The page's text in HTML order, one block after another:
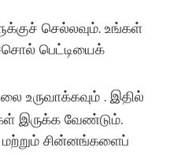
செல்லவும். உங்கள்
பெட்டியைக்
உருவாக்கவும் . இதில்
இருக்க வேண்டும்.
சின்னங்களைப்